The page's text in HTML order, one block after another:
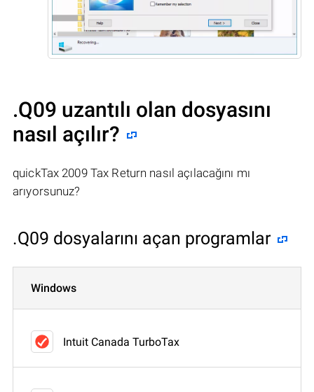
.Q09 uzantılı olan dosyasını
nasıl açılır?
quickTax 2009 Tax Return nasıl açılacağını mı
arıyorsunuz?
.Q09 dosyalarını açan programlar
Windows
Intuit Canada TurboTax